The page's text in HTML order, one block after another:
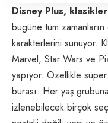
Disney Plus,
bugüne tüm
karakterlerini sunuyor.
Marvel, Star Wars ve
yapıyor. Özellikle
burası. Her yaş
izlenebilecek birçok